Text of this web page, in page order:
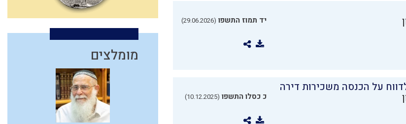
יד תמוז התשפו (29.06.2026)
על הכנסה משכירות דירה
כ כסלו התשפו (10.12.2025)
מומלצים